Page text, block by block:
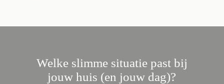
Welke slimme situatie past bij
jouw huis (en jouw dag)?